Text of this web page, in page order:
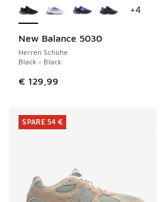
New Balance 5030
Herren Schuhe
Black - Black
€ 129,99
+4
SPARE 54 €